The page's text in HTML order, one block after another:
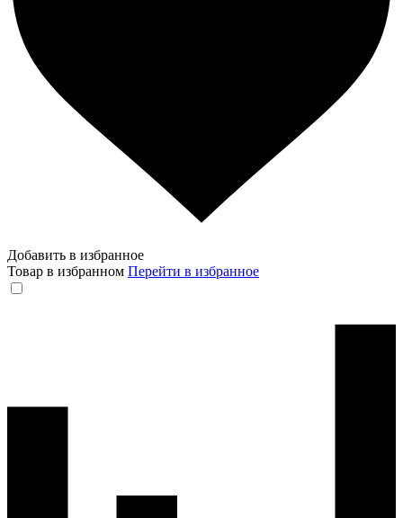
Добавить в избранное
Товар в избранном Перейти в избранное